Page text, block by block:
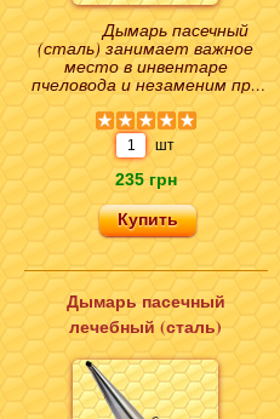
шт
235 грн
Дымарь пасечный
(сталь) занимает важное
место в инвентаре
пчеловода и незаменим при
осмотре ульев. Даже в пору
интенсивного лета в к..
Дымарь пасечный
лечебный (сталь)